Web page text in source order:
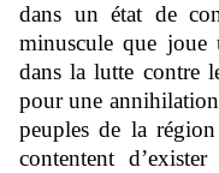
dans un état de
minuscule que joue
dans la lutte contre
pour une
peuples de la
contentent